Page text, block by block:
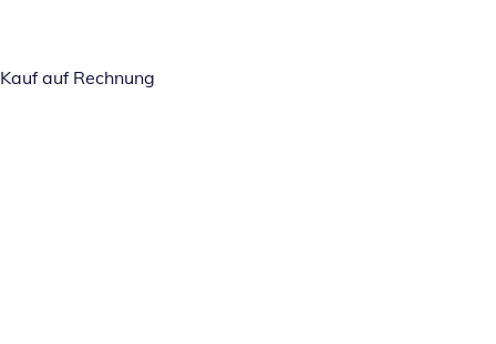
Kauf auf Rechnung